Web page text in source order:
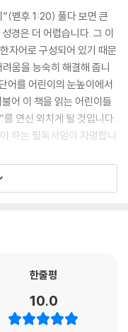
부 끝에 다양한 부록 정보
료가 함께 있습니다.
아 가나다순으로 정리한
편리하게 찾아볼 수 있습
주고 싶은 부모님
도서를 찾는 성도
등부 교사 또는 사역자
벧후 1:20) 풀다 보면 큰
경은 더 어렵습니다. 그 이
자어로 구성되어 있기 때문
려움을 능숙히 해결해 줍니
어를 어린이의 눈높이에서
어 이 책을 읽는 어린이들
연신 외치게 될 것입니다.
하는 필독서임이 자명합니
및 섬김리더교육원장)
에서 다년간 어린이들을
과 성령님의 강력한 감동이
다. 이 책은 어린이들이 궁
단어들을 선정해, 적절한
한줄평
10.0